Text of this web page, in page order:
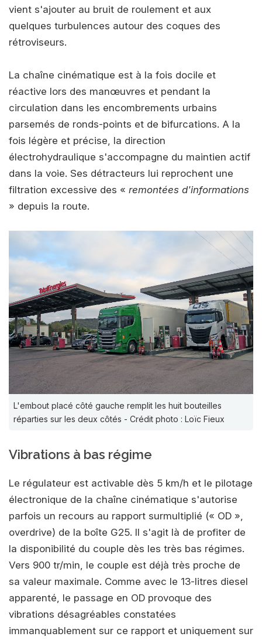
vient s'ajouter au bruit de roulement et aux
quelques turbulences autour des coques des
rétroviseurs.
La chaîne cinématique est à la fois docile et
réactive lors des manœuvres et pendant la
circulation dans les encombrements urbains
parsemés de ronds-points et de bifurcations. A la
fois légère et précise, la direction
électrohydraulique s'accompagne du maintien actif
dans la voie. Ses détracteurs lui reprochent une
filtration excessive des « remontées d'informations
» depuis la route.
L'embout placé côté gauche remplit les huit bouteilles
réparties sur les deux côtés - Crédit photo : Loïc Fieux
Vibrations à bas régime
Le régulateur est activable dès 5 km/h et le pilotage
électronique de la chaîne cinématique s'autorise
parfois un recours au rapport surmultiplié (« OD »,
overdrive) de la boîte G25. Il s'agit là de profiter de
la disponibilité du couple dès les très bas régimes.
Vers 900 tr/min, le couple est déjà très proche de
sa valeur maximale. Comme avec le 13-litres diesel
apparenté, le passage en OD provoque des
vibrations désagréables constatées
immanquablement sur ce rapport et uniquement sur